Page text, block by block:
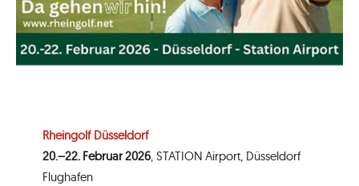
Rheingolf Düsseldorf
20.–22. Februar 2026, STATION Airport, Düsseldorf
Flughafen